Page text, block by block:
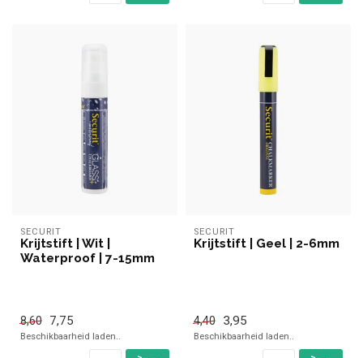
SECURIT
Krijtstift | Wit |
Waterproof | 7-15mm
8,60 7,75
Beschikbaarheid laden..
SECURIT
Krijtstift | Geel | 2-6mm
4,40 3,95
Beschikbaarheid laden..